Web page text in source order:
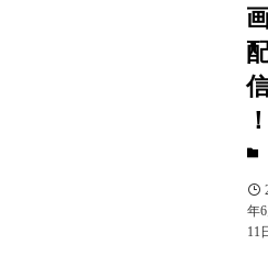
！
年6
11